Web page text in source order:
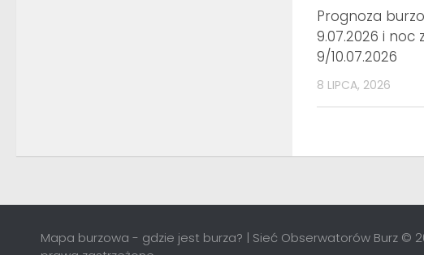
Prognoza
9.07.2026 i noc z
9/10.07.2026
8 LIPCA, 2026
Mapa burzowa - gdzie jest burza? | Sieć Obserwatorów Burz ©